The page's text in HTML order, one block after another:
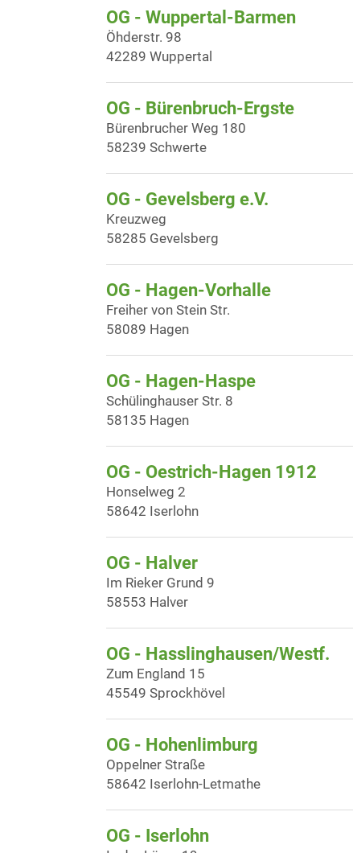
OG - Wuppertal-Barmen
Öhderstr. 98
42289 Wuppertal
OG - Bürenbruch-Ergste
Bürenbrucher Weg 180
58239 Schwerte
OG - Gevelsberg e.V.
Kreuzweg
58285 Gevelsberg
OG - Hagen-Vorhalle
Freiher von Stein Str.
58089 Hagen
OG - Hagen-Haspe
Schülinghauser Str. 8
58135 Hagen
OG - Oestrich-Hagen 1912
Honselweg 2
58642 Iserlohn
OG - Halver
Im Rieker Grund 9
58553 Halver
OG - Hasslinghausen/Westf.
Zum England 15
45549 Sprockhövel
OG - Hohenlimburg
Oppelner Straße
58642 Iserlohn-Letmathe
OG - Iserlohn